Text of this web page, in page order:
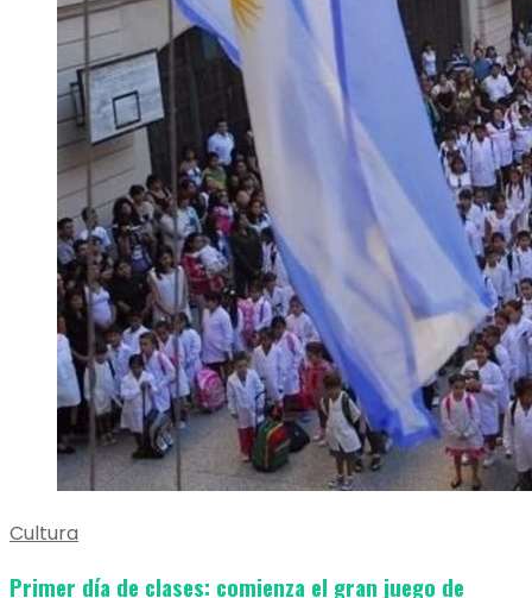
Cultura
Primer día de clases: comienza el gran juego de